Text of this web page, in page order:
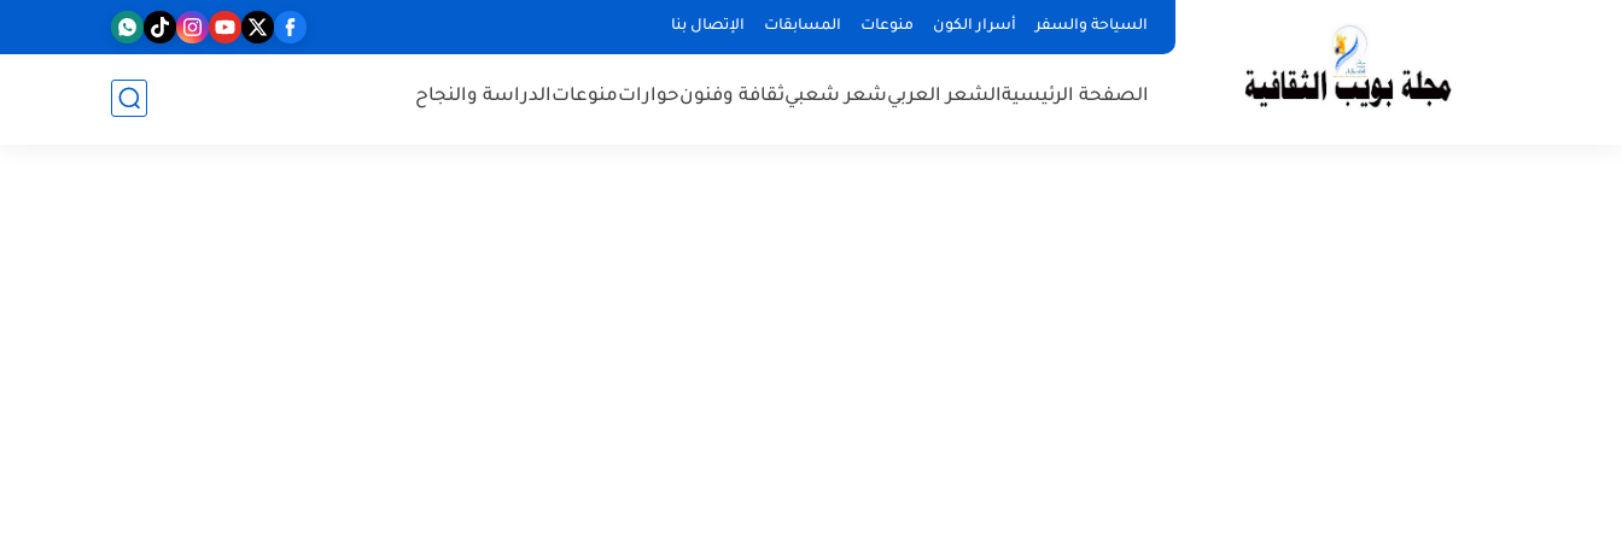
السياحة والسفر أسرار الكون منوعات المسابقات الإتصال بنا
الصفحة الرئيسيةالشعر العربيشعر شعبيثقافة وفنونحواراتمنوعاتالدراسة والنجاح